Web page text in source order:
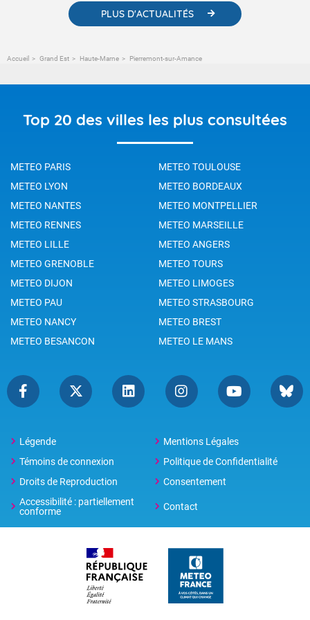
PLUS D'ACTUALITÉS
Accueil Grand Est Haute-Marne Pierremont-sur-Amance
Top 20 des villes les plus consultées
METEO PARIS
METEO TOULOUSE
METEO LYON
METEO BORDEAUX
METEO NANTES
METEO MONTPELLIER
METEO RENNES
METEO MARSEILLE
METEO LILLE
METEO ANGERS
METEO GRENOBLE
METEO TOURS
METEO DIJON
METEO LIMOGES
METEO PAU
METEO STRASBOURG
METEO NANCY
METEO BREST
METEO BESANCON
METEO LE MANS
Légende
Mentions Légales
Témoins de connexion
Politique de Confidentialité
Droits de Reproduction
Consentement
Accessibilité : partiellement
conforme
Contact